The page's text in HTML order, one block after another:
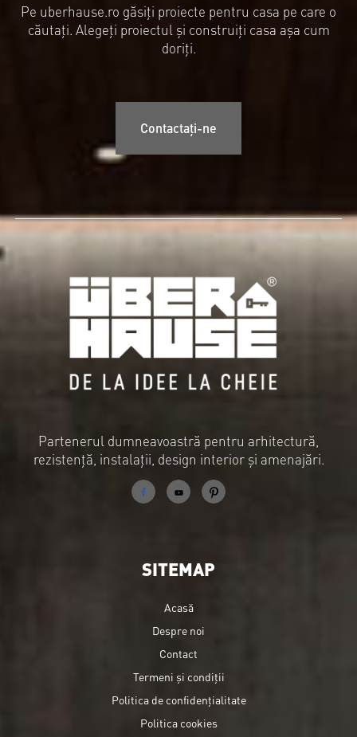
Pe uberhause.ro găsiți proiecte pentru casa pe care o
căutați. Alegeți proiectul și construiți casa așa cum
doriți.
Contactați-ne
Partenerul dumneavoastră pentru arhitectură,
rezistență, instalații, design interior și amenajări.
SITEMAP
Acasă
Despre noi
Contact
Termeni și condiții
Politica de confidențialitate
Politica cookies